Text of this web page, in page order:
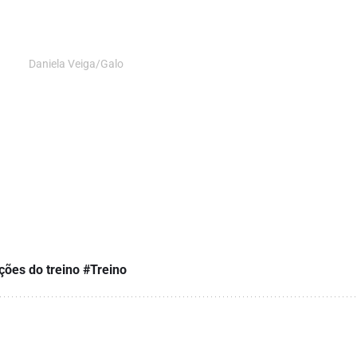
Daniela Veiga/Galo
do treino #Treino